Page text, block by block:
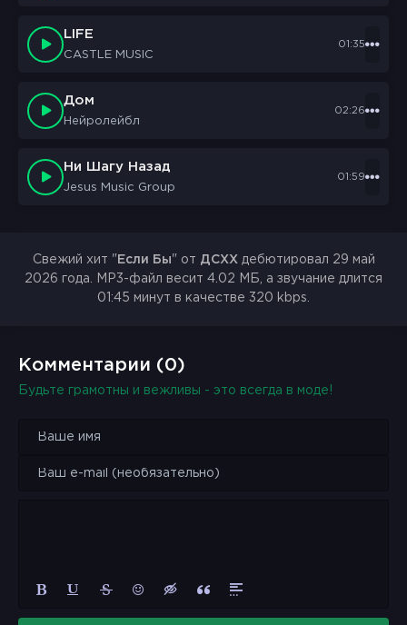
LIFE
CASTLE MUSIC
01:35
Дом
Нейролейбл
02:26
Ни Шагу Назад
Jesus Music Group
01:59
Свежий хит " Если Бы" от ДСХХ дебютировал 29 май
2026 года. MP3-файл весит 4.02 МБ, а звучание длится
01:45 минут в качестве 320 kbps.
Комментарии (0)
Будьте грамотны и вежливы - это всегда в моде!